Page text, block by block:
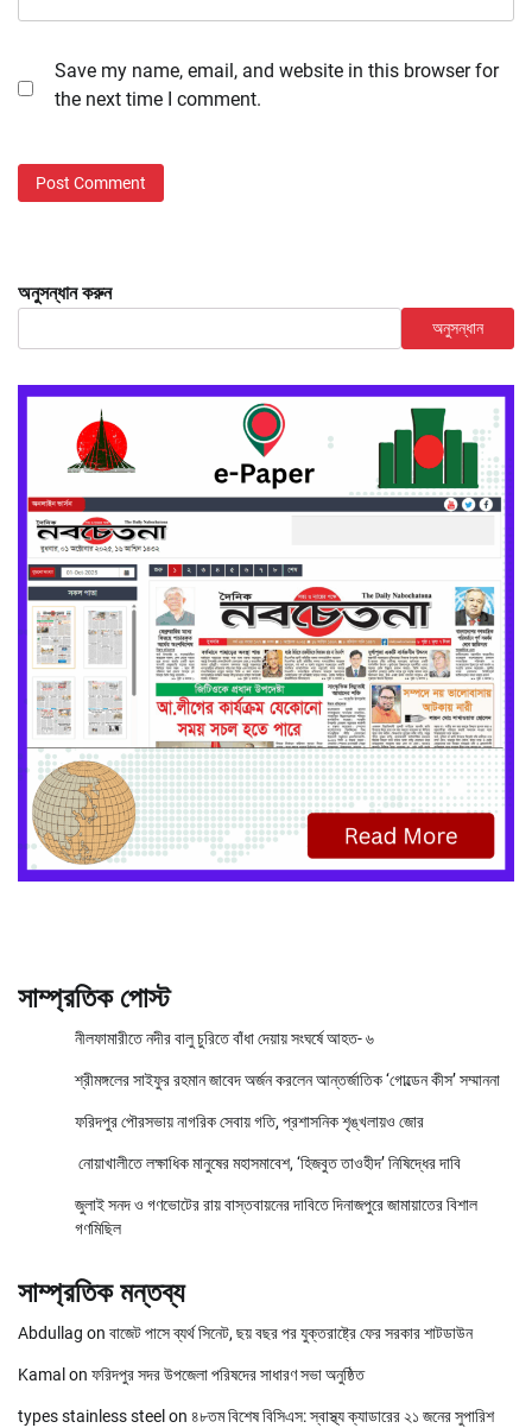
Save my name, email, and website in this browser for
the next time I comment.
অনুসন্ধান করুন
অনুসন্ধান
সাম্প্রতিক পোস্ট
নীলফামারীতে নদীর বালু চুরিতে বাঁধা দেয়ায় সংঘর্ষে আহত- ৬
শ্রীমঙ্গলের সাইফুর রহমান জাবেদ অর্জন করলেন আন্তর্জাতিক ‘গোল্ডেন কীস’ সম্মাননা
ফরিদপুর পৌরসভায় নাগরিক সেবায় গতি, প্রশাসনিক শৃঙ্খলায়ও জোর
নোয়াখালীতে লক্ষাধিক মানুষের মহাসমাবেশ, ‘হিজবুত তাওহীদ’ নিষিদ্ধের দাবি
জুলাই সনদ ও গণভোটের রায় বাস্তবায়নের দাবিতে দিনাজপুরে জামায়াতের বিশাল
গণমিছিল
সাম্প্রতিক মন্তব্য
Abdullag on বাজেট পাসে ব্যর্থ সিনেট, ছয় বছর পর যুক্তরাষ্ট্রে ফের সরকার শাটডাউন
Kamal on ফরিদপুর সদর উপজেলা পরিষদের সাধারণ সভা অনুষ্ঠিত
types stainless steel on ৪৮তম বিশেষ বিসিএস: স্বাস্থ্য ক্যাডারের ২১ জনের সুপারিশ